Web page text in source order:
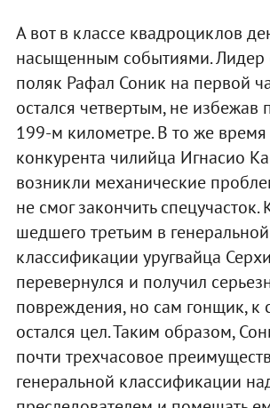
А вот в классе квадроциклов
насыщенным событиями. Лидер
поляк Рафал Соник на первой
остался четвертым, не избежав
199-м километре. В то же время
конкурента чилийца Игнасио
возникли механические
не смог закончить
шедшего третьим в генеральной
классификации уругвайца
перевернулся и получил
повреждения, но сам гонщик, к
остался цел. Таким образом,
почти трехчасовое
генеральной классификации